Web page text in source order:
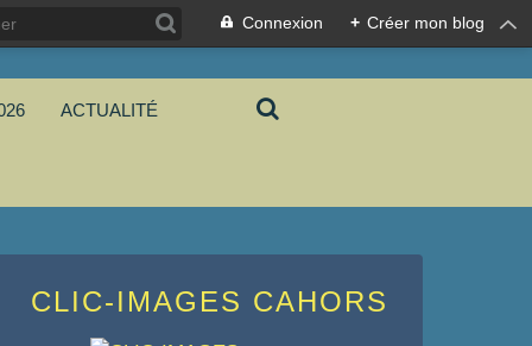
Connexion + Créer mon blog
ACTUALITÉ
CLIC-IMAGES CAHORS